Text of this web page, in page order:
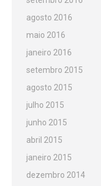
agosto 2016
maio 2016
janeiro 2016
setembro 2015
agosto 2015
julho 2015
junho 2015
abril 2015
janeiro 2015
dezembro 2014